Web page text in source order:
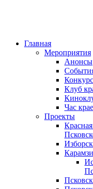
Главная
Мероприятия
Анонсы
Клуб
Час
Проекты